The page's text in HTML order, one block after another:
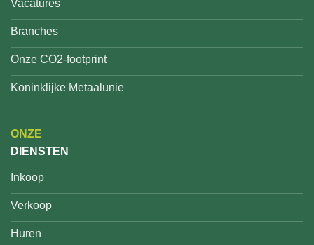
Vacatures
Branches
Onze CO2-footprint
Koninklijke Metaalunie
ONZE
DIENSTEN
Inkoop
Verkoop
Huren